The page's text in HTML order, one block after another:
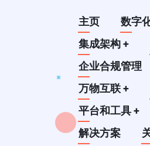
Main
navigation
主页 数字
集成架构+
企业合规管理
万物互联+
平台和工具+
解决方案